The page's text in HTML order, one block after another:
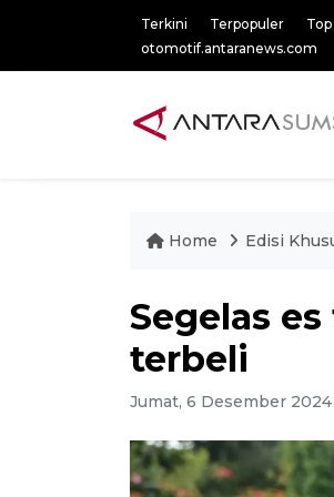
Terkini Terpopuler
otomotif.antaranews.com
Home Edisi
Segelas
terbeli
Jumat, 6 Desember 2024